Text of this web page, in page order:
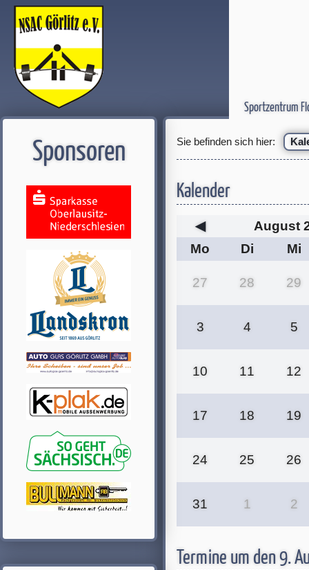
Sportzentrum
Sie befinden sich hier:
Kalender
◀
August
Mo
Di Mi
27 28 29
3 4 5
10 11 12
17 18 19
24 25 26
31 1 2
Termine um den 9.
Sponsoren